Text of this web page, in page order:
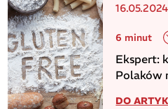
16.05.2024
6 minut
Ekspert:
Polaków
DO